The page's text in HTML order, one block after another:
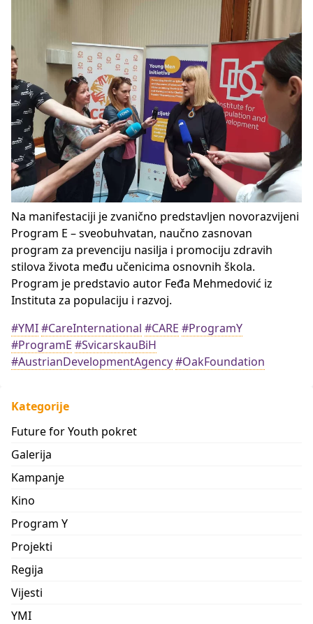
Na manifestaciji je zvanično predstavljen novorazvijeni
Program E – sveobuhvatan, naučno zasnovan
program za prevenciju nasilja i promociju zdravih
stilova života među učenicima osnovnih škola.
Program je predstavio autor Feđa Mehmedović iz
Instituta za populaciju i razvoj.
#YMI#CareInternational #CARE #ProgramY
#ProgramE #SvicarskauBiH
#AustrianDevelopmentAgency#OakFoundation
Kategorije
Future for Youth pokret
Galerija
Kampanje
Kino
Program Y
Projekti
Regija
Vijesti
YMI